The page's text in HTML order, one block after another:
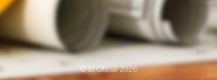
© El Oficial 2026